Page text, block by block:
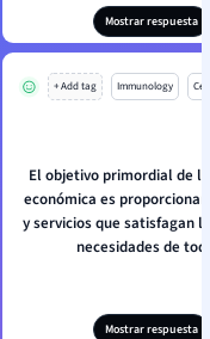
Mostrar respuesta
+ Add tag Immunology
El objetivo primordial de
económica es
y servicios que satisfagan
necesidades de
Mostrar respuesta